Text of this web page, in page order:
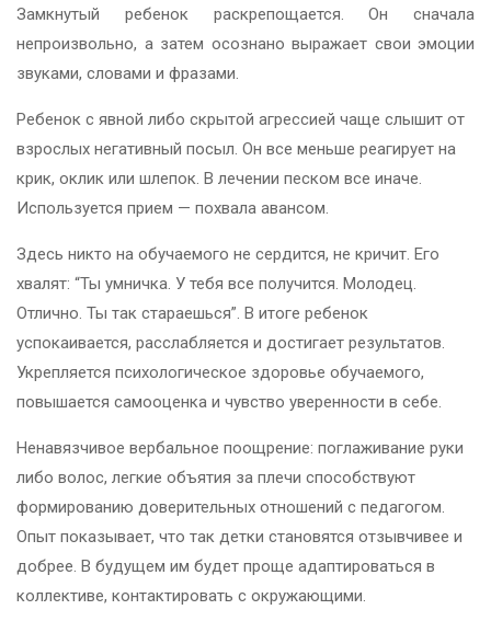
Замкнутый ребенок раскрепощается. Он сначала
непроизвольно, а затем осознано выражает свои эмоции
звуками, словами и фразами.
Ребенок с явной либо скрытой агрессией чаще слышит от
взрослых негативный посыл. Он все меньше реагирует на
крик, оклик или шлепок. В лечении песком все иначе.
Используется прием — похвала авансом.
Здесь никто на обучаемого не сердится, не кричит. Его
хвалят: “Ты умничка. У тебя все получится. Молодец.
Отлично. Ты так стараешься”. В итоге ребенок
успокаивается, расслабляется и достигает результатов.
Укрепляется психологическое здоровье обучаемого,
повышается самооценка и чувство уверенности в себе.
Ненавязчивое вербальное поощрение: поглаживание руки
либо волос, легкие объятия за плечи способствуют
формированию доверительных отношений с педагогом.
Опыт показывает, что так детки становятся отзывчивее и
добрее. В будущем им будет проще адаптироваться в
коллективе, контактировать с окружающими.